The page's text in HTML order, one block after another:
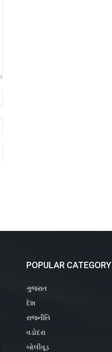
POPULAR CATEGORY
ગુજરાત
દેશ
રાજનીતિ
વડોદરા
બોલીવૂડ